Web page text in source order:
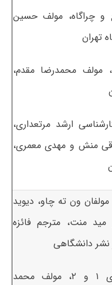
و چراگاه، مولف حسین
تهران
مولف محمدرضا مقدم،
ارشد مرتعداری،
منش و مهدی معمری،
مولفان ون ته چاو، دیوید
مید منت، مترجم فائزه
نشر دانشگاهی
۲- هیدرولوژی کاربردی ۱ و ۲، مولف محمد